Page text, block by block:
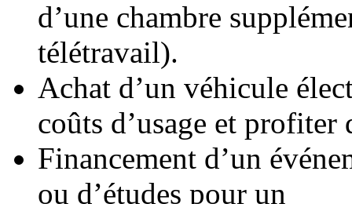
d’une chambre
télétravail).
Achat d’un véhicule
coûts d’usage et profiter
Financement d’un
ou d’études pour un